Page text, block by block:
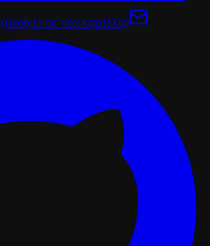
(ανοίγει σε νέα καρτέλα)